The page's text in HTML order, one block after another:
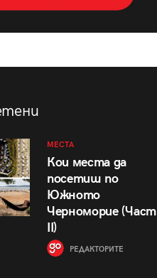
МЕСТА
Кои места да
посетиш по
Южното
Черноморие (Част
II)
РЕДАКТОРИТЕ